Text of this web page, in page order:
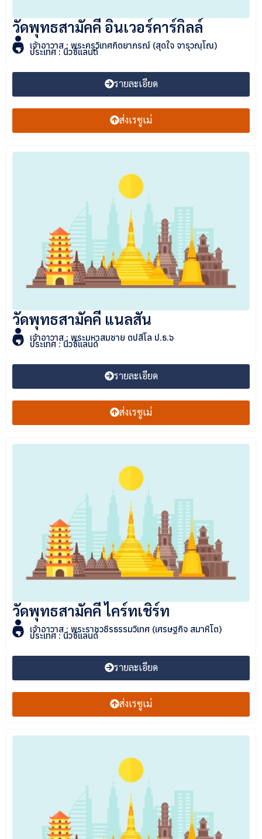
วัดพุทธสามัคคี อินเวอร์คาร์กิลล์
เจ้าอาวาส : พระครูวิเทศกิตยาภรณ์ (สุดใจ จารุวณฺโณ)
ประเทศ : นิวซีแลนด์
รายละเอียด
ส่งเรซูเม่
วัดพุทธสามัคคี แนลสัน
เจ้าอาวาส : พระมหาสมชาย ตปสีโล ป.ธ.๖
ประเทศ : นิวซีแลนด์
รายละเอียด
ส่งเรซูเม่
วัดพุทธสามัคคี ไคร์ทเชิร์ท
เจ้าอาวาส : พระราชวชิรธรรมวิเทศ (เศรษฐกิจ สมาหิโต)
ประเทศ : นิวซีแลนด์
รายละเอียด
ส่งเรซูเม่